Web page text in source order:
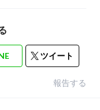
ツイート
報告する